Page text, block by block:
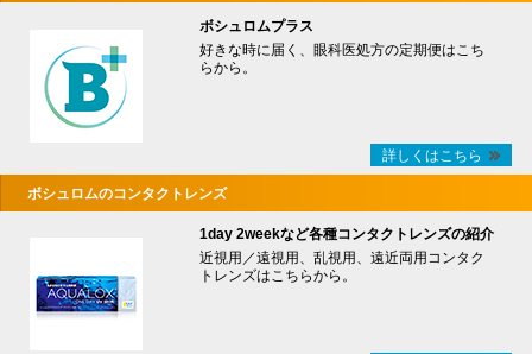
ボシュロムプラス
好きな時に届く、眼科医処方の定期便はこち
らから。
詳しくはこちら
ボシュロムのコンタクトレンズ
1day 2weekなど各種コンタクトレンズの紹介
近視用／遠視用、乱視用、遠近両用コンタク
トレンズはこちらから。